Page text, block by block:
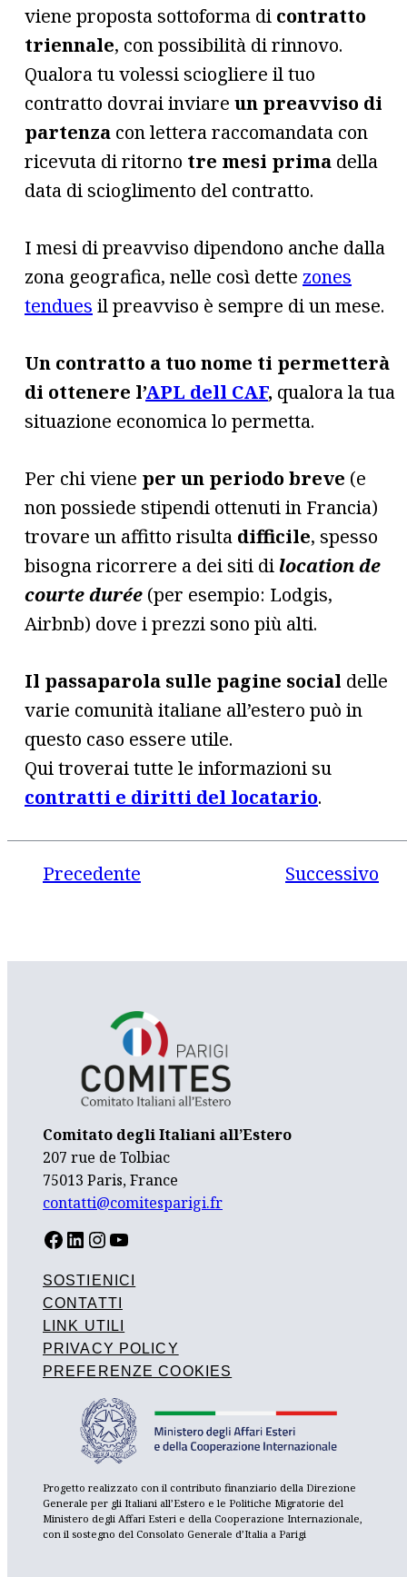
viene proposta sottoforma di contratto
triennale, con possibilità di rinnovo.
Qualora tu volessi sciogliere il tuo
contratto dovrai inviare un preavviso di
partenza con lettera raccomandata con
ricevuta di ritorno tre mesi prima della
data di scioglimento del contratto.
I mesi di preavviso dipendono anche dalla
zona geografica, nelle così dette zones
tendues il preavviso è sempre di un mese.
Un contratto a tuo nome ti permetterà
di ottenere l’APL dell CAF, qualora la tua
situazione economica lo permetta.
Per chi viene per un periodo breve (e
non possiede stipendi ottenuti in Francia)
trovare un affitto risulta difficile, spesso
bisogna ricorrere a dei siti di location de
courte durée (per esempio: Lodgis,
Airbnb) dove i prezzi sono più alti.
Il passaparola sulle pagine social delle
varie comunità italiane all’estero può in
questo caso essere utile.
Qui troverai tutte le informazionisu
contratti e diritti del locatario.
Precedente Successivo
Comitato degli Italiani all’Estero
207 rue de Tolbiac
75013 Paris, France
contatti@comitesparigi.fr
FACEBOOK LINKEDIN INSTAGRAM YOUTUBE
SOSTIENICI
CONTATTI
LINK UTILI
PRIVACY POLICY
PREFERENZE COOKIES
Progetto realizzato con il contributo finanziario della Direzione
Generale per gli Italiani all’Estero e le Politiche Migratorie del
Ministero degli Affari Esteri e della Cooperazione Internazionale,
con il sostegno del Consolato Generale d’Italia a Parigi